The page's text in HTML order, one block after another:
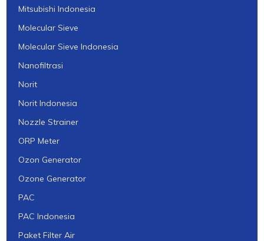
Mitsubishi Indonesia
Molecular Sieve
Molecular Sieve Indonesia
Nanofiltrasi
Norit
Norit Indonesia
Nozzle Strainer
ORP Meter
Ozon Generator
Ozone Generator
PAC
PAC Indonesia
Paket Filter Air